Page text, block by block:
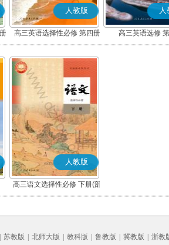
人教版
高三英语选择性必修 第四册
人
高三英语选修
人教版
高三语文选择性必修 下册(部
编版)
苏教版 北师大版 教科版 鲁教版 冀教版
浙教